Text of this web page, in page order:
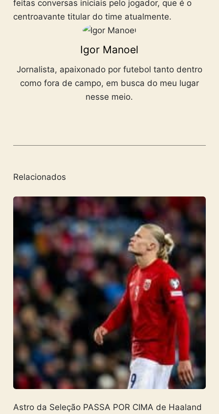
feitas conversas iniciais pelo jogador, que é o
centroavante titular do time atualmente.
Igor Manoel
Jornalista, apaixonado por futebol tanto dentro
como fora de campo, em busca do meu lugar
nesse meio.
Relacionados
Astro da Seleção PASSA POR CIMA de Haaland